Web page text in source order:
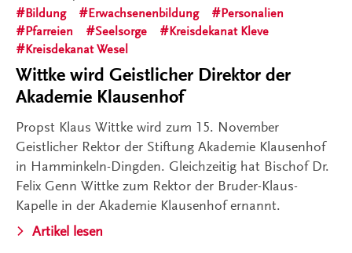
Bildung
Erwachsenenbildung
Personalien
Pfarreien
Seelsorge
Kreisdekanat Kleve
Kreisdekanat Wesel
Wittke wird Geistlicher Direktor der
Akademie Klausenhof
Propst Klaus Wittke wird zum 15. November
Geistlicher Rektor der Stiftung Akademie Klausenhof
in Hamminkeln-Dingden. Gleichzeitig hat Bischof Dr.
Felix Genn Wittke zum Rektor der Bruder-Klaus-
Kapelle in der Akademie Klausenhof ernannt.
Artikel lesen